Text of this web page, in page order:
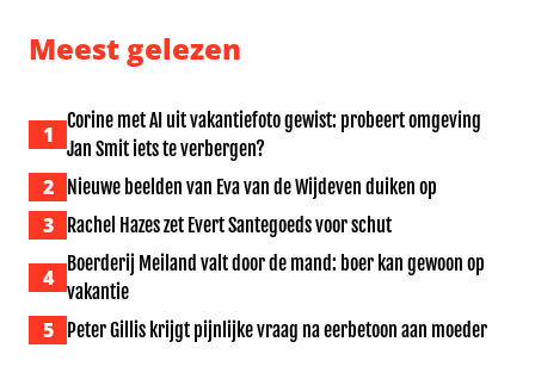
Meest gelezen
1
Corine met AI uit vakantiefoto gewist: probeert omgeving
Jan Smit iets te verbergen?
2 Nieuwe beelden van Eva van de Wijdeven duiken op
3 Rachel Hazes zet Evert Santegoeds voor schut
4
Boerderij Meiland valt door de mand: boer kan gewoon op
vakantie
5 Peter Gillis krijgt pijnlijke vraag na eerbetoon aan moeder